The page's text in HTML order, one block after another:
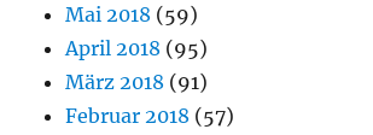
Mai 2018 (59)
April 2018 (95)
März 2018 (91)
Februar 2018 (57)